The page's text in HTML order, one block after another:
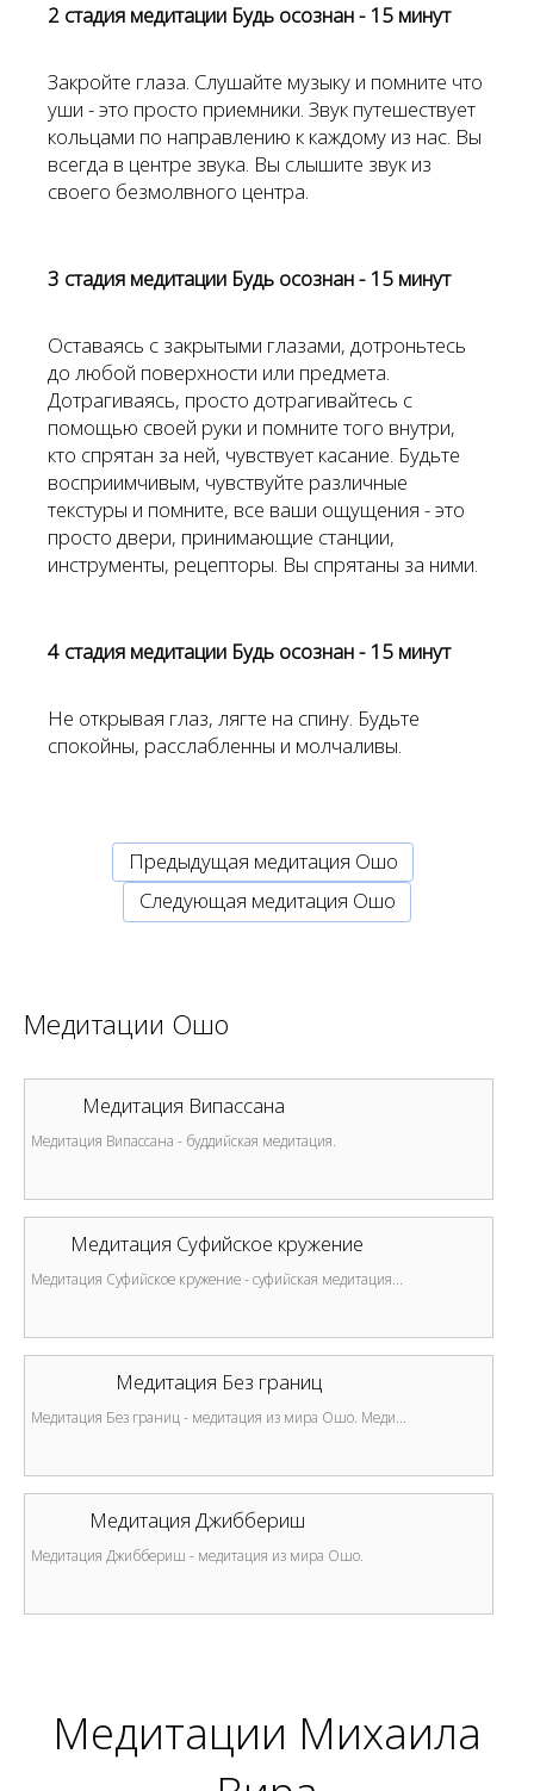
2 стадия медитации Будь осознан - 15 минут
Закройте глаза. Слушайте музыку и помните что
уши - это просто приемники. Звук путешествует
кольцами по направлению к каждому из нас. Вы
всегда в центре звука. Вы слышите звук из
своего безмолвного центра.
3 стадия медитации Будь осознан - 15 минут
Оставаясь с закрытыми глазами, дотроньтесь
до любой поверхности или предмета.
Дотрагиваясь, просто дотрагивайтесь с
помощью своей руки и помните того внутри,
кто спрятан за ней, чувствует касание. Будьте
восприимчивым, чувствуйте различные
текстуры и помните, все ваши ощущения - это
просто двери, принимающие станции,
инструменты, рецепторы. Вы спрятаны за ними.
4 стадия медитации Будь осознан - 15 минут
Не открывая глаз, лягте на спину. Будьте
спокойны, расслабленны и молчаливы.
Предыдущая медитация Ошо
Cледующая медитация Ошо
Медитации Ошо
Медитация Випассана
Медитация Випассана - буддийская медитация.
Медитация Суфийское кружение
Медитация Суфийское кружение - суфийская медитация...
Медитация Без границ
Медитация Без границ - медитация из мира Ошо. Меди...
Медитация Джиббериш
Медитация Джиббериш - медитация из мира Ошо.
Медитации Михаила